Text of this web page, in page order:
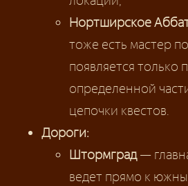
Нортширское
тоже есть мастер
появляется только
определенной
цепочки квестов.
Дороги:
Штормград—
ведет прямо к